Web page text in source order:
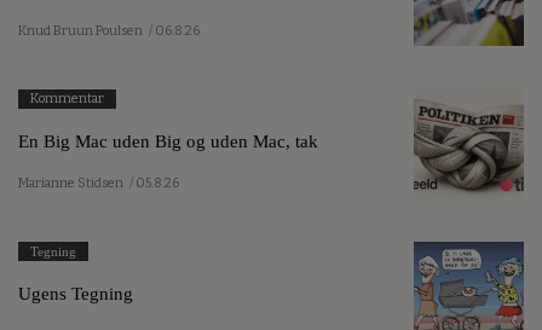
Knud Bruun Poulsen / 06.8.26
Kommentar
En Big Mac uden Big og uden Mac, tak
Marianne Stidsen / 05.8.26
Tegning
Ugens Tegning